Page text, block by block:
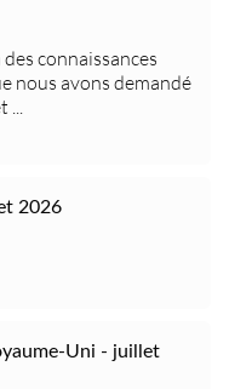
connaissances
nous avons demandé
...
2026
Uni - juillet